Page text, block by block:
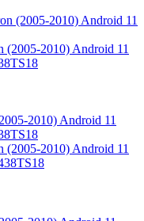
(2005-2010) Android 11
2010) Android 11